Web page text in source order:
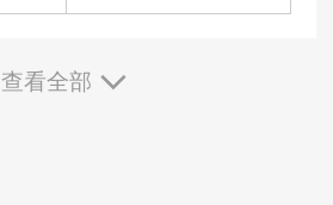
查看全部